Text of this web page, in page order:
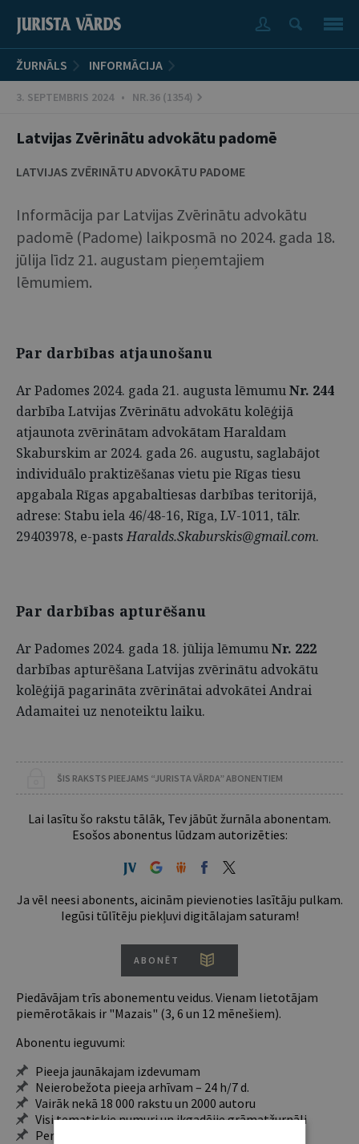
ŽURNĀLS INFORMĀCIJA
3. SEPTEMBRIS 2024 • NR.36 (1354)
Latvijas Zvērinātu advokātu padomē
LATVIJAS ZVĒRINĀTU ADVOKĀTU PADOME
Informācija par Latvijas Zvērinātu advokātu
padomē (Padome) laikposmā no 2024. gada 18.
jūlija līdz 21. augustam pieņemtajiem
lēmumiem.
Par darbības atjaunošanu
Ar Padomes 2024. gada 21. augusta lēmumuNr. 244
darbība Latvijas Zvērinātu advokātu kolēģijā
atjaunota zvērinātam advokātam Haraldam
Skaburskim ar 2024. gada 26. augustu, saglabājot
individuālo praktizēšanas vietu pie Rīgas tiesu
apgabala Rīgas apgabaltiesas darbības teritorijā,
adrese: Stabu iela 46/48-16, Rīga, LV-1011, tālr.
29403978, e-pastsHaralds.Skaburskis@gmail.com.
Par darbības apturēšanu
Ar Padomes 2024. gada 18. jūlija lēmumuNr. 222
darbības apturēšana Latvijas zvērinātu advokātu
kolēģijā pagarināta zvērinātai advokātei Andrai
Adamaitei uz nenoteiktu laiku.
ŠIS RAKSTS PIEEJAMS “JURISTA VĀRDA” ABONENTIEM
Lai lasītu šo rakstu tālāk, Tev jābūt žurnāla abonentam.
Esošos abonentus lūdzam autorizēties:
Ja vēl neesi abonents, aicinām pievienoties lasītāju pulkam.
Iegūsi tūlītēju piekļuvi digitālajam saturam!
ABONĒT
Piedāvājam trīs abonementu veidus. Vienam lietotājam
piemērotākais ir "Mazais" (3, 6 un 12 mēnešiem).
Abonentu ieguvumi:
Pieeja jaunākajam izdevumam
Neierobežota pieeja arhīvam – 24 h/7 d.
Vairāk nekā 18 000 rakstu un 2000 autoru
Visi tematiskie numuri un ikgadējie grāmatžurnāli
Personalizētās iespējas – piezīmes, citāti, mapes